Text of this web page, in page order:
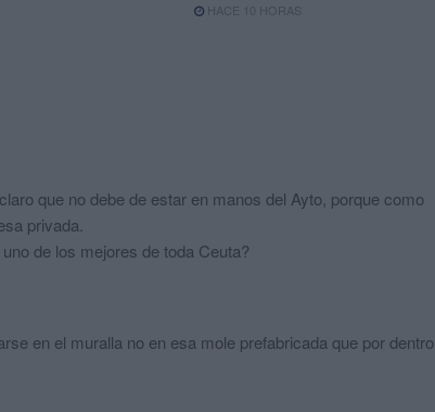
HACE 10 HORAS
que no debe de estar en manos del Ayto, porque como
privada.
de los mejores de toda Ceuta?
en el muralla no en esa mole prefabricada que por dentro